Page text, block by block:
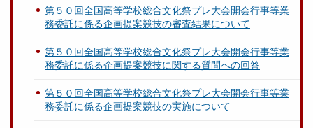
第５０回全国高等学校総合文化祭プレ大会開会行事等業
務委託に係る企画提案競技の審査結果について
第５０回全国高等学校総合文化祭プレ大会開会行事等業
務委託に係る企画提案競技に関する質問への回答
第５０回全国高等学校総合文化祭プレ大会開会行事等業
務委託に係る企画提案競技の実施について